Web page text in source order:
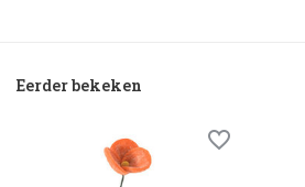
Eerder bekeken